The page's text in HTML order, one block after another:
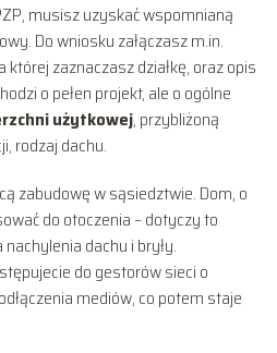
musisz uzyskać wspomnianą
Do wniosku załączasz m.in.
której zaznaczasz działkę, oraz opis
o pełen projekt, ale o ogólne
użytkowej, przybliżoną
rodzaj dachu.
zabudowę w sąsiedztwie. Dom, o
do otoczenia – dotyczy to
dachu i bryły.
do gestorów sieci o
mediów, co potem staje